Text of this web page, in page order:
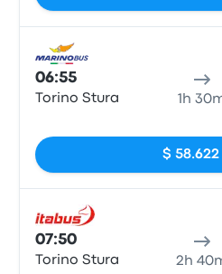
06:55
Torino Stura 1h
$ 58.622
07:50
Torino Stura 2h